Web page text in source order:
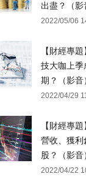
出盡？（影
2022/05/06
【財經專
技大咖上季
期？（影音
2022/04/29
【財經專
營收、獲利
股？（影音
2022/04/22